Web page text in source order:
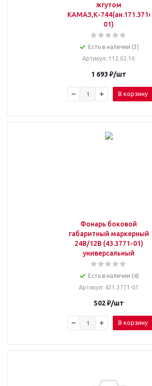
жгутом
КАМАЗ,К-744(ан.171.3716-
01)
Есть в наличии (3)
Артикул: 112.02.16
1 693 ₽/шт
В корзину
Фонарь боковой
габаритный маркерный
24В/12В (43.3771-01)
универсальный
Есть в наличии (4)
Артикул: 431.3771-01
502₽/шт
В корзину